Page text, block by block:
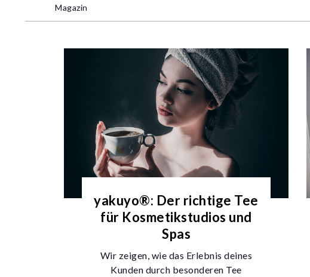
Magazin
yakuyo®: Der richtige Tee
für Kosmetikstudios und
Spas
Wir zeigen, wie das Erlebnis deines
Kunden durch besonderen Tee